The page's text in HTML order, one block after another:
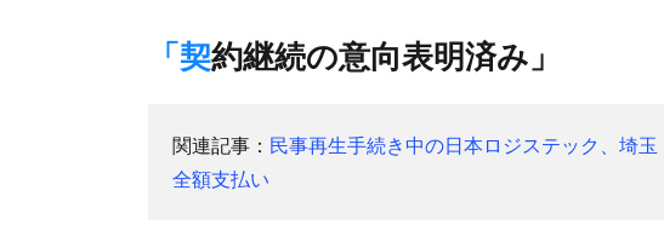
「契約継続の意向表明済み」
関連記事： 民事再生手続き中の日本ロジステック、埼
全額支払い